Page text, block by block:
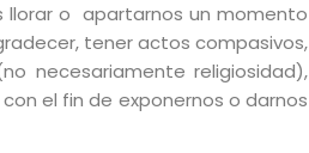
llorar o apartarnos un momento
tener actos compasivos,
necesariamente religiosidad),
el fin de exponernos o darnos